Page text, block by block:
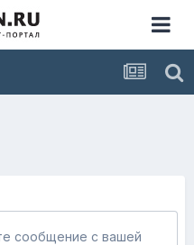
сообщение с вашей